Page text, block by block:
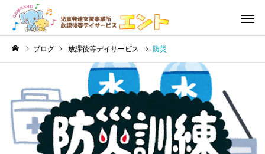
利用の流れ・利用料金 児童発達
未就学児 未就学児
ブログ 放課後等デイサービス 防災